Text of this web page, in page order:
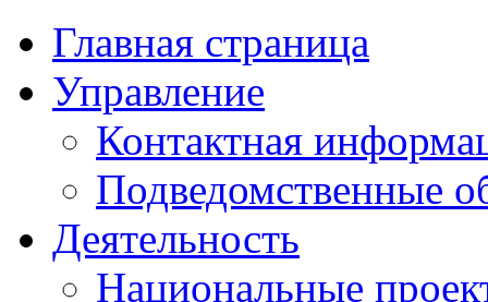
Главная страница
Управление
Контактная
Подведомственные
Деятельность
Национальные